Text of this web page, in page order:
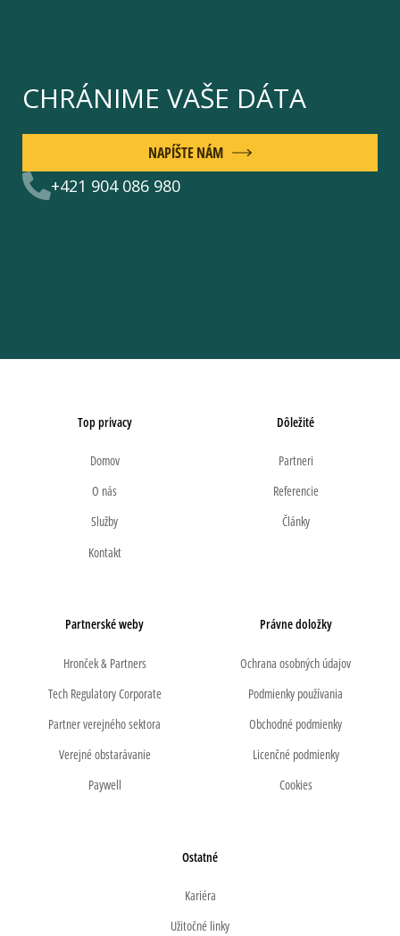
CHRÁNIME VAŠE DÁTA
+421 904 086 980
NAPÍŠTE NÁM
Top privacy
Domov
O nás
Služby
Kontakt
Dôležité
Partneri
Referencie
Články
Partnerské weby
Hronček & Partners
Tech Regulatory Corporate
Partner verejného sektora
Verejné obstarávanie
Paywell
Právne doložky
Ochrana osobných údajov
Podmienky používania
Obchodné podmienky
Licenčné podmienky
Cookies
Ostatné
Kariéra
Užitočné linky